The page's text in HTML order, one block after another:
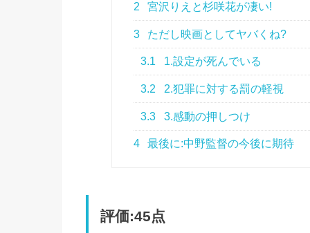
2 宮沢りえと杉咲花が凄い!
3 ただし映画としてヤバくね?
3.1 1.設定が死んでいる
3.2 2.犯罪に対する罰の軽視
3.3 3.感動の押しつけ
4 最後に:中野監督の今後に期待
評価:45点